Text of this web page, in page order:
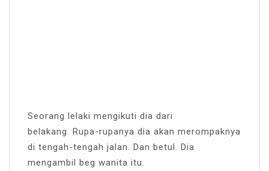
Seorang lelaki mengikuti dia dari
belakang. Rupa-rupanya dia akan merompaknya
di tengah-tengah jalan. Dan betul. Dia
mengambil beg wanita itu.